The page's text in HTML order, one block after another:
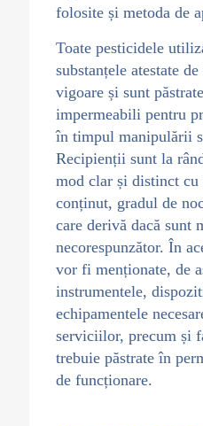
folosite și metoda de
Toate pesticidele
substanțele atestate
vigoare și sunt
impermeabili pentru
în timpul manipulării
Recipienții sunt la
mod clar și distinct
conținut, gradul de
care derivă dacă sunt
necorespunzător. În
vor fi menționate, de
instrumentele,
echipamentele
serviciilor, precum și
trebuie păstrate în
de funcționare.